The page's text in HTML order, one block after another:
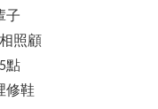
子
照顧
點
修鞋